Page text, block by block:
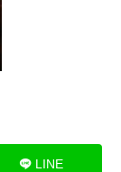
LINE